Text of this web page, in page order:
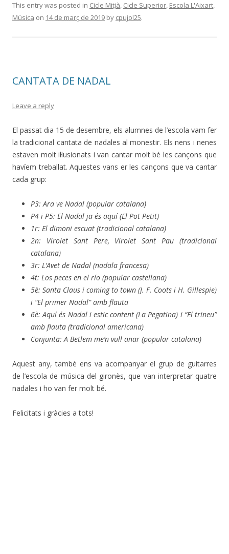
This entry was posted in Cicle Mitjà, Cicle Superior, Escola L'Aixart,
Música on 14 de març de 2019 by cpujol25.
CANTATA DE NADAL
Leave a reply
El passat dia 15 de desembre, els alumnes de l’escola vam fer
la tradicional cantata de nadales al monestir. Els nens i nenes
estaven molt il·lusionats i van cantar molt bé les cançons que
havíem treballat. Aquestes vans er les cançons que va cantar
cada grup:
P3: Ara ve Nadal (popular catalana)
P4 i P5: El Nadal ja és aquí (El Pot Petit)
1r: El dimoni escuat (tradicional catalana)
2n: Virolet Sant Pere, Virolet Sant Pau (tradicional
catalana)
3r: L’Avet de Nadal (nadala francesa)
4t: Los peces en el río (popular castellana)
5è: Santa Claus i coming to town (J. F. Coots i H. Gillespie)
i “El primer Nadal” amb flauta
6è: Aquí és Nadal i estic content (La Pegatina) i “El trineu”
amb flauta (tradicional americana)
Conjunta: A Betlem me’n vull anar (popular catalana)
Aquest any, també ens va acompanyar el grup de guitarres
de l’escola de música del gironès, que van interpretar quatre
nadales i ho van fer molt bé.
Felicitats i gràcies a tots!